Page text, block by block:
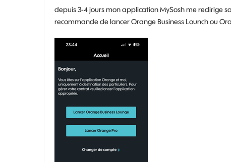
depuis 3-4 jours mon application MySosh me redirige
recommande de lancer Orange Business Lounch ou